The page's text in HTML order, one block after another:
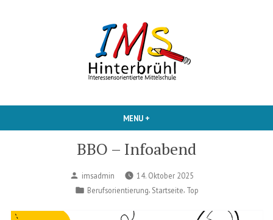
IMS Hinterbruehl
MENU +
BBO – Infoabend
Posted
by
imsadmin
14. Oktober 2025
Posted
Berufsorientierung Startseite Top